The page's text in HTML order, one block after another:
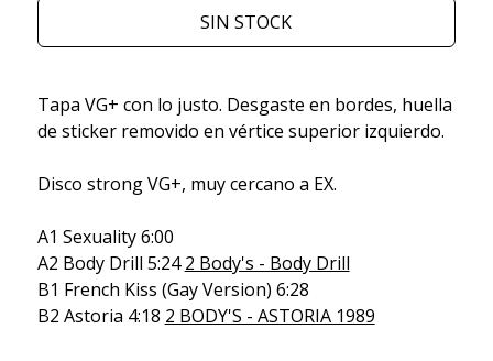
SIN STOCK
Tapa VG+ con lo justo. Desgaste en bordes, huella
de sticker removido en vértice superior izquierdo.
Disco strong VG+, muy cercano a EX.
A1 Sexuality 6:00
A2 Body Drill 5:242 Body's - Body Drill
B1 French Kiss (Gay Version) 6:28
B2 Astoria 4:18 2 BODY'S - ASTORIA 1989